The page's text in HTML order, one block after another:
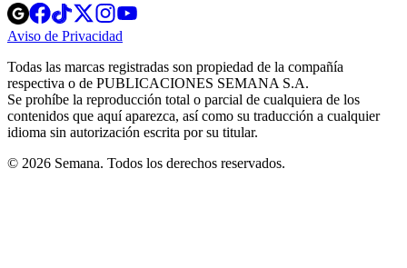
Opens
in
new
Opens
in
new
Opens
in
new
window
Opens
new
windowwindow
Aviso de Privacidad
new
window
Todas las marcas registradas son propiedad de la compañía
respectiva o de PUBLICACIONES SEMANA S.A.
Se prohíbe la reproducción total o parcial de cualquiera de los
contenidos que aquí aparezca, así como su traducción a cualquier
idioma sin autorización escrita por su titular.
© 2026 Semana. Todos los derechos reservados.